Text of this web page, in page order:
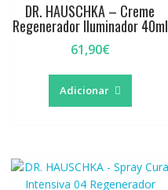
DR. HAUSCHKA – Creme
Regenerador Iluminador 40ml
61,90€
Adicionar